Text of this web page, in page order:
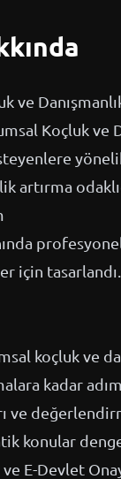
ve
Koçluk
artırma
için
koçluk ve
kadar
ve
konular
E-Devlet